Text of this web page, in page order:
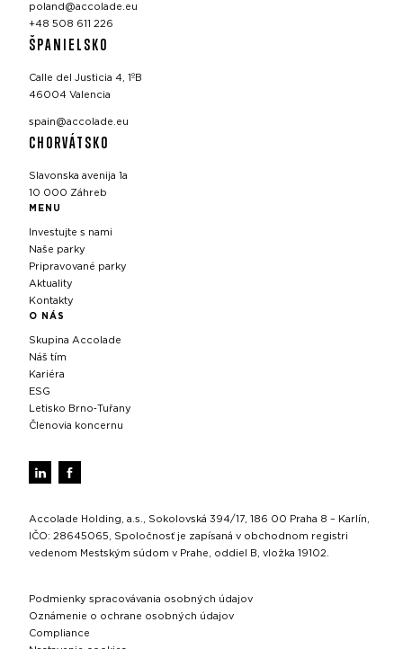
poland@accolade.eu
+48 508 611 226
ŠPANIELSKO
Calle del Justicia 4, 1ºB
46004 Valencia
spain@accolade.eu
CHORVÁTSKO
Slavonska avenija 1a
10 000 Záhreb
MENU
Investujte s nami
Naše parky
Pripravované parky
Aktuality
Kontakty
O NÁS
Skupina Accolade
Náš tím
Kariéra
ESG
Letisko Brno‑Tuřany
Členovia koncernu
Accolade Holding, a.s., Sokolovská 394/17, 186 00 Praha 8 – Karlín,
IČO: 28645065, Spoločnosť je zapísaná v obchodnom registri
vedenom Mestským súdom v Prahe, oddiel B, vložka 19102.
Podmienky spracovávania osobných údajov
Oznámenie o ochrane osobných údajov
Compliance